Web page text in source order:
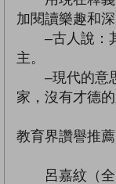
加閱讀樂趣和深
–古人說：其
主。
–現代的意思
家，沒有才德
教育界讚譽推薦
呂嘉紋（全